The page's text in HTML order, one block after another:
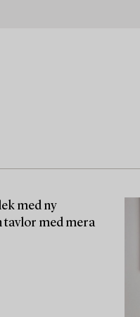
med ny
tavlor med mera